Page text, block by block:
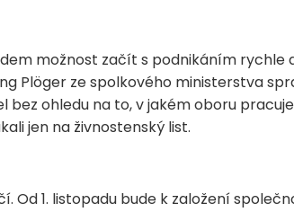
možnost začít s podnikáním rychle
Plöger ze spolkového ministerstva
bez ohledu na to, v jakém oboru
jen na živnostenský list.
Od 1. listopadu bude k založení